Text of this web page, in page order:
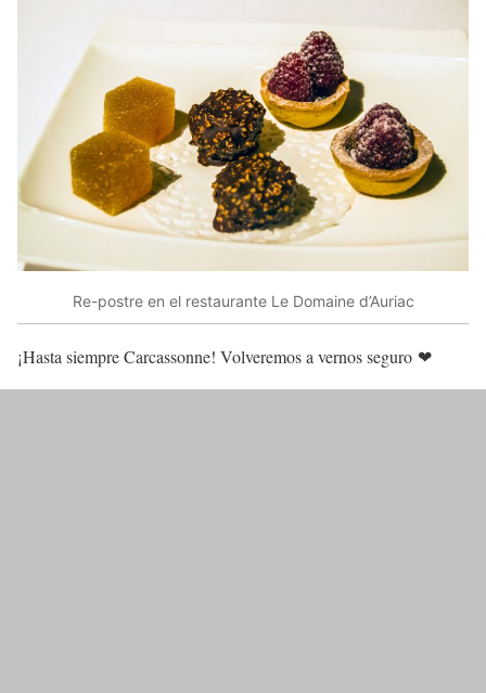
Re-postre en el restaurante Le Domaine d’Auriac
¡Hasta siempre Carcassonne! Volveremos a vernos seguro ❤